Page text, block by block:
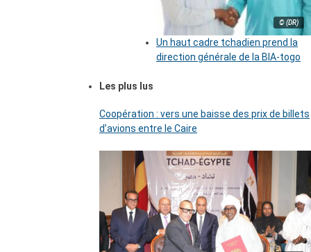
© (DR)
Un haut cadre tchadien prend la
direction générale de la BIA-togo
Les plus lus
Coopération : vers une baisse des prix de billets
d’avions entre le Caire